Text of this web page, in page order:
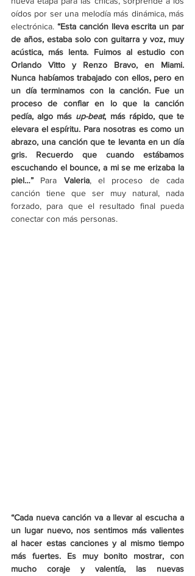
oídos por ser una melodía más dinámica, más
electrónica. “Esta canción lleva escrita un par
de años, estaba solo con guitarra y voz, muy
acústica, más lenta. Fuimos al estudio con
Orlando Vitto y Renzo Bravo, en Miami.
Nunca habíamos trabajado con ellos, pero en
un día terminamos con la canción. Fue un
proceso de confiar en lo que la canción
pedía, algo más up-beat, más rápido, que te
elevara el espíritu. Para nosotras es como un
abrazo, una canción que te levanta en un día
gris. Recuerdo que cuando estábamos
escuchando el bounce, a mi se me erizaba la
piel…” Para Valeria, el proceso de cada
canción tiene que ser muy natural, nada
forzado, para que el resultado final pueda
conectar con más personas.
“Cada nueva canción va a llevar al escucha a
un lugar nuevo, nos sentimos más valientes
al hacer estas canciones y al mismo tiempo
más fuertes. Es muy bonito mostrar, con
mucho coraje y valentía, las nuevas